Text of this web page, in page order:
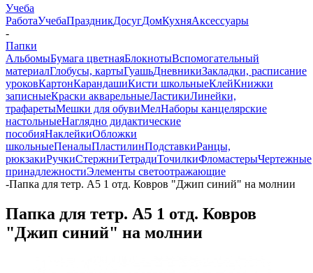
Учеба
РаботаУчебаПраздникДосугДомКухняАксессуары
-
Папки
АльбомыБумага цветнаяБлокнотыВспомогательный
материалГлобусы, картыГуашьДневникиЗакладки, расписание
уроковКартонКарандашиКисти школьныеКлейКнижки
записныеКраски акварельныеЛастикиЛинейки,
трафаретыМешки для обувиМелНаборы канцелярские
настольныеНаглядно дидактические
пособияНаклейкиОбложки
школьныеПеналыПластилинПодставкиРанцы,
рюкзакиРучкиСтержниТетрадиТочилкиФломастерыЧертежные
принадлежностиЭлементы светоотражающие
-Папка для тетр. А5 1 отд. Ковров "Джип синий" на молнии
Папка для тетр. А5 1 отд. Ковров
"Джип синий" на молнии